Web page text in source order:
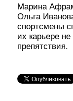
Марина
Ольга
спортсмены
их карьере
препятствия.